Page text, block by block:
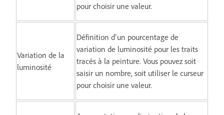
pour choisir une valeur.
Variation de la
luminosité
Définition d’un pourcentage de
variation de luminosité pour les traits
tracés à la peinture. Vous pouvez soit
saisir un nombre, soit utiliser le curseur
pour choisir une valeur.